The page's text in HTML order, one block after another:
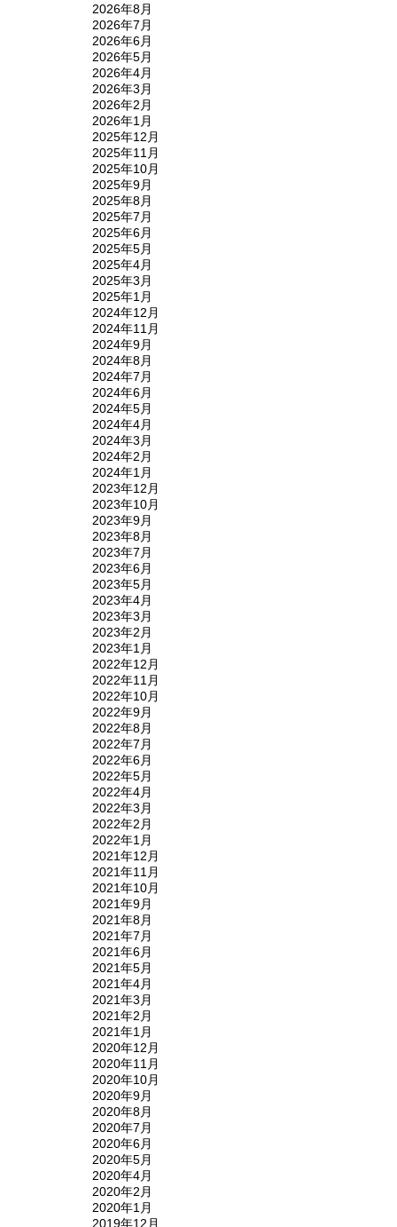
2026年8月
2026年7月
2026年6月
2026年5月
2026年4月
2026年3月
2026年2月
2026年1月
2025年12月
2025年11月
2025年10月
2025年9月
2025年8月
2025年7月
2025年6月
2025年5月
2025年4月
2025年3月
2025年1月
2024年12月
2024年11月
2024年9月
2024年8月
2024年7月
2024年6月
2024年5月
2024年4月
2024年3月
2024年2月
2024年1月
2023年12月
2023年10月
2023年9月
2023年8月
2023年7月
2023年6月
2023年5月
2023年4月
2023年3月
2023年2月
2023年1月
2022年12月
2022年11月
2022年10月
2022年9月
2022年8月
2022年7月
2022年6月
2022年5月
2022年4月
2022年3月
2022年2月
2022年1月
2021年12月
2021年11月
2021年10月
2021年9月
2021年8月
2021年7月
2021年6月
2021年5月
2021年4月
2021年3月
2021年2月
2021年1月
2020年12月
2020年11月
2020年10月
2020年9月
2020年8月
2020年7月
2020年6月
2020年5月
2020年4月
2020年2月
2020年1月
2019年12月